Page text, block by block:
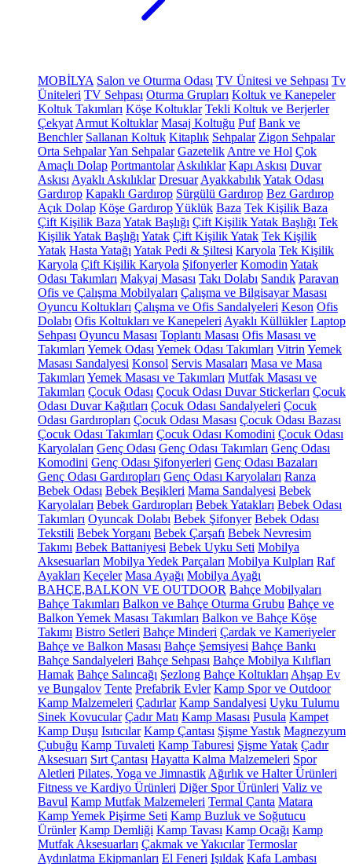
MOBİLYA Salon ve Oturma Odası TV Ünitesi ve Sehpası Tv
Üniteleri TV Sehpası Oturma Grupları Koltuk ve Kanepeler
Koltuk Takımları Köşe Koltuklar Tekli Koltuk ve Berjerler
Çekyat Armut Koltuklar Masaj Koltuğu Puf Bank ve
Benchler Sallanan Koltuk Kitaplık Sehpalar Zigon Sehpalar
Orta SehpalarYan Sehpalar Gazetelik Antre ve Hol Çok
Amaçlı Dolap Portmantolar Askılıklar Kapı Askısı Duvar
Askısı Ayaklı Askılıklar Dresuar AyakkabılıkYatak Odası
Gardırop Kapaklı Gardırop Sürgülü Gardırop Bez Gardırop
Açık Dolap Köşe GardıropYüklük Baza Tek Kişilik Baza
Çift Kişilik Baza Yatak Başlığı Çift Kişilik Yatak Başlığı Tek
Kişilik Yatak Başlığı Yatak Çift Kişilik Yatak Tek Kişilik
Yatak Hasta Yatağı Yatak Pedi & Şiltesi Karyola Tek Kişilik
Karyola Çift Kişilik Karyola Şifonyerler Komodin Yatak
Odası Takımları Makyaj Masası Takı Dolabı Sandık Paravan
Ofis ve Çalışma Mobilyaları Çalışma ve Bilgisayar Masası
Oyuncu Koltukları Çalışma ve Ofis Sandalyeleri Keson Ofis
Dolabı Ofis Koltukları ve Kanepeleri Ayaklı Küllükler Laptop
Sehpası Oyuncu Masası Toplantı Masası Ofis Masası ve
Takımları Yemek Odası Yemek Odası Takımları Vitrin Yemek
Masası Sandalyesi Konsol Servis Masaları Masa ve Masa
Takımları Yemek Masası ve Takımları Mutfak Masası ve
Takımları Çocuk Odası Çocuk Odası Duvar Stickerları Çocuk
Odası Duvar Kağıtları Çocuk Odası Sandalyeleri Çocuk
Odası Gardıropları Çocuk Odası Masası Çocuk Odası Bazası
Çocuk Odası Takımları Çocuk Odası Komodini Çocuk Odası
Karyolaları Genç Odası Genç Odası Takımları Genç Odası
Komodini Genç Odası Şifonyerleri Genç Odası Bazaları
Genç Odası Gardıropları Genç Odası Karyolaları Ranza
Bebek Odası Bebek Beşikleri Mama Sandalyesi Bebek
Karyolaları Bebek Gardıropları Bebek Yatakları Bebek Odası
Takımları Oyuncak Dolabı Bebek Şifonyer Bebek Odası
Tekstili Bebek Yorganı Bebek Çarşafı Bebek Nevresim
Takımı Bebek Battaniyesi Bebek Uyku Seti Mobilya
Aksesuarları Mobilya Yedek Parçaları Mobilya Kulpları Raf
Ayakları Keçeler Masa Ayağı Mobilya Ayağı
BAHÇE,BALKON VE OUTDOOR Bahçe Mobilyaları
Bahçe Takımları Balkon ve Bahçe Oturma Grubu Bahçe ve
Balkon Yemek Masası Takımları Balkon ve Bahçe Köşe
Takımı Bistro Setleri Bahçe Minderi Çardak ve Kameriyeler
Bahçe ve Balkon Masası Bahçe Şemsiyesi Bahçe Bankı
Bahçe Sandalyeleri Bahçe Sehpası Bahçe Mobilya Kılıfları
Hamak Bahçe Salıncağı Şezlong Bahçe Koltukları Ahşap Ev
ve Bungalov Tente Prefabrik Evler Kamp Spor ve Outdoor
Kamp Malzemeleri Çadırlar Kamp Sandalyesi Uyku Tulumu
Sinek Kovucular Çadır Matı Kamp Masası Pusula Kampet
Kamp Duşu Isıtıcılar Kamp Çantası Şişme Yastık Magnezyum
Çubuğu Kamp Tuvaleti Kamp Taburesi Şişme Yatak Çadır
Aksesuarı Sırt Çantası Hayatta Kalma Malzemeleri Spor
Aletleri Pilates, Yoga ve Jimnastik Ağırlık ve Halter Ürünleri
Fitness ve Kardiyo Ürünleri Diğer Spor Ürünleri Valiz ve
Bavul Kamp Mutfak Malzemeleri Termal Çanta Matara
Kamp Yemek Pişirme Seti Kamp Buzluk ve Soğutucu
Ürünler Kamp Demliği Kamp Tavası Kamp Ocağı Kamp
Mutfak Aksesuarları Çakmak ve Yakıcılar Termoslar
Aydınlatma Ekipmanları El Feneri Işıldak Kafa Lambası